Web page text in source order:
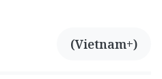
(Vietnam+)